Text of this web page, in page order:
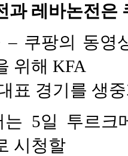
과 레바논전은
– 쿠팡의 동영
위해 KFA
표 경기를 생
는 5일 투르
시청할